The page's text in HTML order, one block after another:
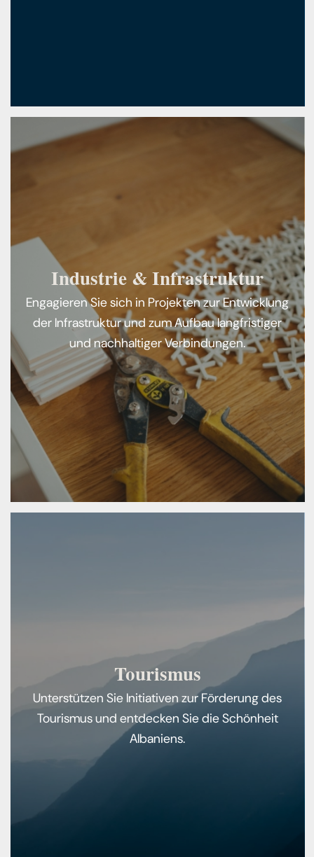
Industrie & Infrastruktur
Engagieren Sie sich in Projekten zur Entwicklung
der Infrastruktur und zum Aufbau langfristiger
und nachhaltiger Verbindungen.
Tourismus
Unterstützen Sie Initiativen zur Förderung des
Tourismus und entdecken Sie die Schönheit
Albaniens.